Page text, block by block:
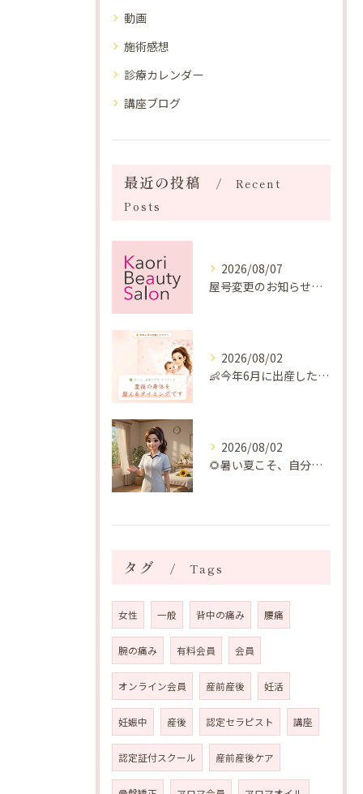
動画
施術感想
診療カレンダー
講座ブログ
最近の投稿
Recent
Posts
2026/08/07
屋号変更のお知らせと「SAKUYA Harmonies」に込めた想い
2026/08/02
👶今年6月に出産したママへ♡
2026/08/02
🌻暑い夏こそ、自分の身体を整える時間を♡
タグ Tags
女性 一般 背中の痛み 腰痛
腕の痛み 有料会員 会員
オンライン会員 産前産後 妊活
妊娠中 産後 認定セラピスト 講座
認定証付スクール 産前産後ケア